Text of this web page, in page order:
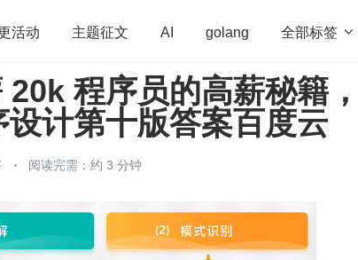
活动 主题征文 AI golang 全部标签 
算法 学习方法 Web3.0
运维 深度思考 低代码 redis
程序员的高薪秘籍，
计第十版答案百度云
阅读完需：约 3 分钟